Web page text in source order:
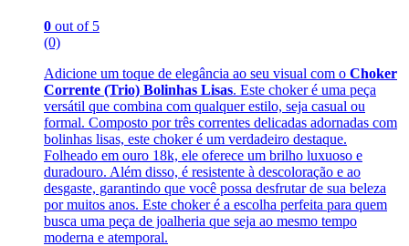
0 out of 5
(0)
Adicione um toque de elegância ao seu visual com o Choker
Corrente (Trio) Bolinhas Lisas. Este choker é uma peça
versátil que combina com qualquer estilo, seja casual ou
formal. Composto por três correntes delicadas adornadas com
bolinhas lisas, este choker é um verdadeiro destaque.
Folheado em ouro 18k, ele oferece um brilho luxuoso e
duradouro. Além disso, é resistente à descoloração e ao
desgaste, garantindo que você possa desfrutar de sua beleza
por muitos anos. Este choker é a escolha perfeita para quem
busca uma peça de joalheria que seja ao mesmo tempo
moderna e atemporal.